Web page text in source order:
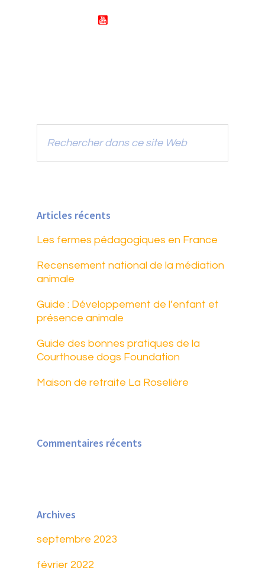
V
dans
ce
Articles récents
Les fermes pédagogiques en France
Recensement national de la médiation
animale
Guide : Développement de l’enfant et
présence animale
Guide des bonnes pratiques de la
Courthouse dogs Foundation
Maison de retraite La Roselière
Commentaires récents
Archives
septembre 2023
février 2022